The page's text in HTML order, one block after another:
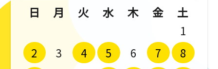
日
月 火 水 木 金 土
1
2
3 4 5 6 7
8